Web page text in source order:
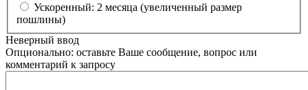
Ускоренный: 2 месяца (увеличенный размер
пошлины)
Неверный ввод
Опционально: оставьте Ваше сообщение, вопрос или
комментарий к запросу